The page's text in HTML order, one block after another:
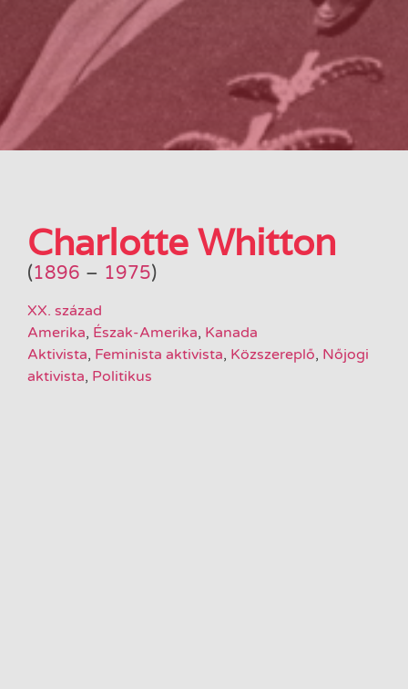
Charlotte Whitton
(1896 – 1975)
XX. század
Amerika, Észak-Amerika, Kanada
Aktivista, Feminista aktivista, Közszereplő, Nőjogi
aktivista, Politikus